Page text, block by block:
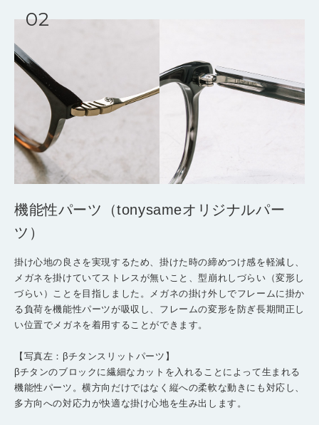
機能性パーツ
（tonysameオリジナルパー
ツ）
掛け心地の良さを実現するため、掛けた時の締めつけ感を軽減し、
メガネを掛けていてストレスが無いこと、型崩れしづらい（変形し
づらい）ことを目指しました。メガネの掛け外しでフレームに掛か
る負荷を機能性パーツが吸収し、フレームの変形を防ぎ長期間正し
い位置でメガネを着用することができます。
【写真左：βチタンスリットパーツ】
βチタンのブロックに繊細なカットを入れることによって生まれる
機能性パーツ。横方向だけではなく縦への柔軟な動きにも対応し、
多方向への対応力が快適な掛け心地を生み出します。